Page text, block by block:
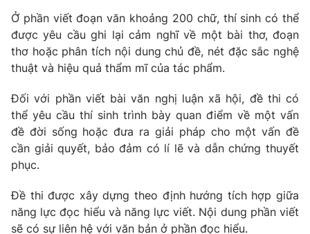
Thị trường 24h Tấm lòng Việt
VTV4 Vươn mình bằng AI
VTV9 VTV8
Liên hệ tòa soạn English
THỜI BÁO VTV
Ở phần viết đoạn văn khoảng 200 chữ, thí sinh có thể
được yêu cầu ghi lại cảm nghĩ về một bài thơ, đoạn
thơ hoặc phân tích nội dung chủ đề, nét đặc sắc nghệ
thuật và hiệu quả thẩm mĩ của tác phẩm.
Đối với phần viết bài văn nghị luận xã hội, đề thi có
thể yêu cầu thí sinh trình bày quan điểm về một vấn
đề đời sống hoặc đưa ra giải pháp cho một vấn đề
cần giải quyết, bảo đảm có lí lẽ và dẫn chứng thuyết
phục.
Đề thi được xây dựng theo định hướng tích hợp giữa
năng lực đọc hiểu và năng lực viết. Nội dung phần viết
sẽ có sự liên hệ với văn bản ở phần đọc hiểu.